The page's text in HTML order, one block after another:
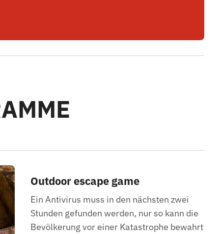
Outdoor escape game
Ein Antivirus muss in den nächsten zwei
Stunden gefunden werden, nur so kann die
Bevölkerung vor einer Katastrophe bewahrt